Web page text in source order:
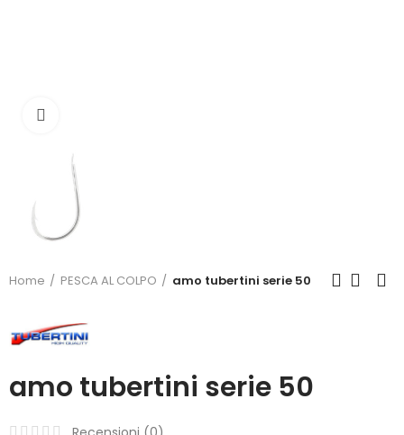
Home PESCA AL COLPO amo tubertini serie 50
amo tubertini serie 50